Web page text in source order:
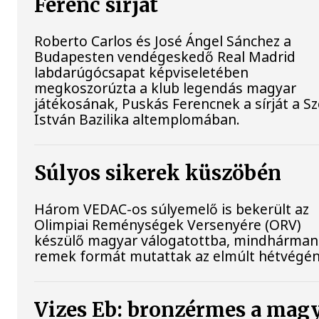
Ferenc sírját
Roberto Carlos és José Ángel Sánchez a
Budapesten vendégeskedő Real Madrid
labdarúgócsapat képviseletében
megkoszorúzta a klub legendás magyar
játékosának, Puskás Ferencnek a sírját a
István Bazilika altemplomában.
Súlyos sikerek küszöbén
Három VEDAC-os súlyemelő is bekerült az
Olimpiai Reménységek Versenyére (ORV)
készülő magyar válogatottba, mindhárman
remek formát mutattak az elmúlt
Vizes Eb: bronzérmes a